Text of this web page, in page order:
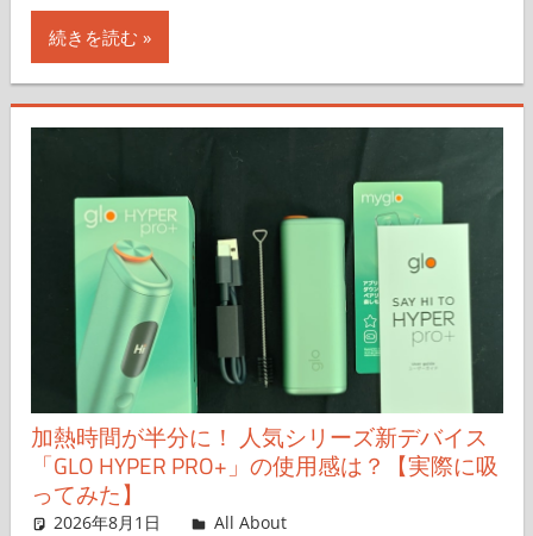
続きを読む
加熱時間が半分に！ 人気シリーズ新デバイス
「GLO HYPER PRO+」の使用感は？【実際に吸
ってみた】
2026年8月1日 All About